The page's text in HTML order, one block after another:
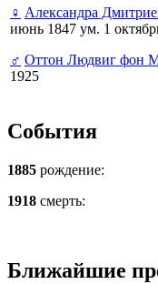
♀ Александра
июнь 1847 ум. 1
♂ Оттон Людвиг фон
1925
События
1885 рождение:
1918 смерть:
Ближайшие